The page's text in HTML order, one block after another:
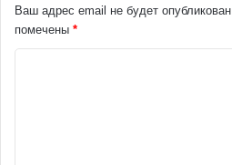
Ваш адрес email не будет опубликован.
помечены *